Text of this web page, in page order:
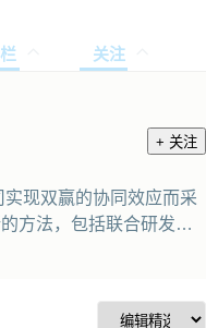
关注
+ 关注
现双赢的协同效应而采
方法，包括联合研发，